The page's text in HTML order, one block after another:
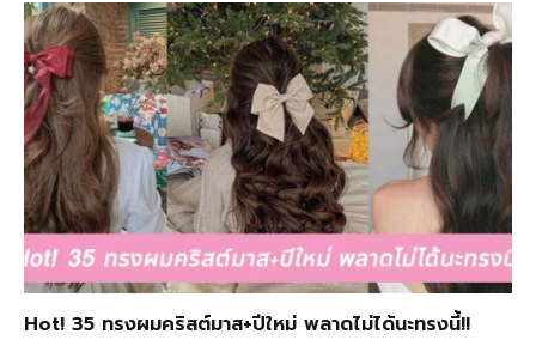
Hot! 35 ทรงผมคริสต์มาส+ปีใหม่ พลาดไม่ได้นะทรงนี้!!